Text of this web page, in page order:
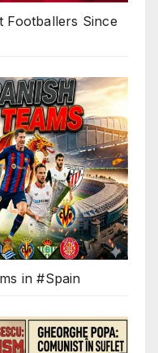
Footballers Since
in #Spain